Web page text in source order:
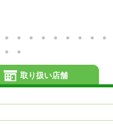
取り扱い店舗